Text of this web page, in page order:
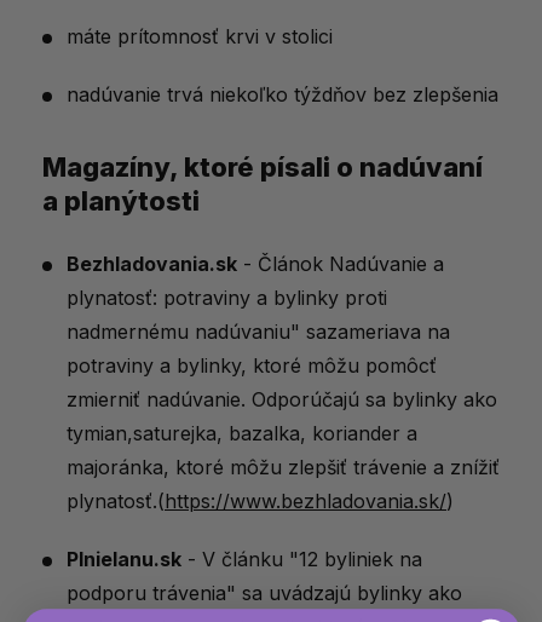
máte prítomnosť krvi v stolici
nadúvanie trvá niekoľko týždňov bez zlepšenia
Magazíny, ktoré písali o nadúvaní
a planýtosti
Bezhladovania.sk - Článok Nadúvanie a
plynatosť: potraviny a bylinky proti
nadmernému nadúvaniu" sazameriava na
potraviny a bylinky, ktoré môžu pomôcť
zmierniť nadúvanie. Odporúčajú sa bylinky ako
tymian,saturejka, bazalka, koriander a
majoránka, ktoré môžu zlepšiť trávenie a znížiť
plynatosť.(https://www.bezhladovania.sk/)
Plnielanu.sk - V článku "12 byliniek na
podporu trávenia" sa uvádzajú bylinky ako